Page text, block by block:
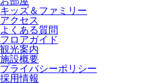
キッズ＆ファミリー
アクセス
よくある質問
フロアガイド
観光案内
施設概要
プライバシーポリシー
採用情報